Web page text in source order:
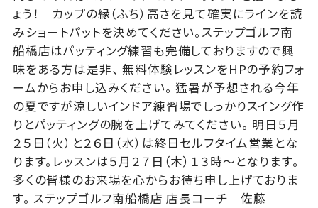
ょう！ カップの縁（ふち）高さを見て確実にラインを読
みショートパットを決めてください。ステップゴルフ南
船橋店はパッティング練習も完備しておりますので興
味をある方は是非、 無料体験レッスンをHPの予約フォ
ームからお申し込みください。 猛暑が予想される今年
の夏ですが涼しいインドア練習場でしっかりスイング作
りとパッティングの腕を上げてみてください。 明日５月
２５日（火）と２６日（水）は終日セルフタイム営業とな
ります。レッスンは５月２７日（木）１３時～となります。
多くの皆様のお来場を心からお待ち申し上げておりま
す。 ステップゴルフ南船橋店 店長コーチ 佐藤